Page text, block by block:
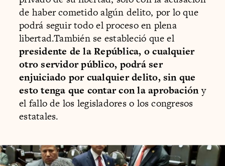
de haber cometido algún delito, por lo que
podrá seguir todo el proceso en plena
libertad.También se estableció que el
presidente de la República, o cualquier
otro servidor público, podrá ser
enjuiciado por cualquier delito, sin que
esto tenga que contar con la aprobacióny
el fallo de los legisladores o los congresos
estatales.